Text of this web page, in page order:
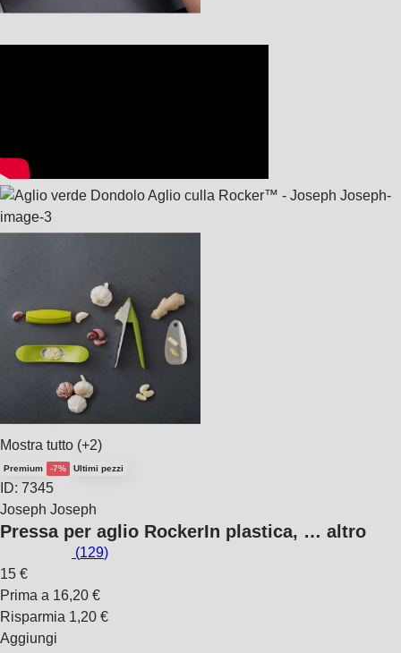
Mostra tutto (+2)
Premium -7% Ultimi pezzi
ID: 7345
Joseph Joseph
Pressa per aglio RockerIn plastica, … altro
(129)
15 €
Prima a 16,20 €
Risparmia 1,20 €
Aggiungi